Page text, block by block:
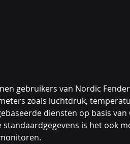
gebruikers van Nordic
zoals luchtdruk,
diensten op basis van
standaardgegevens is het ook